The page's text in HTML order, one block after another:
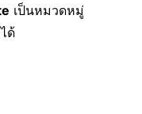
เป็นหมวดหมู่
ด้